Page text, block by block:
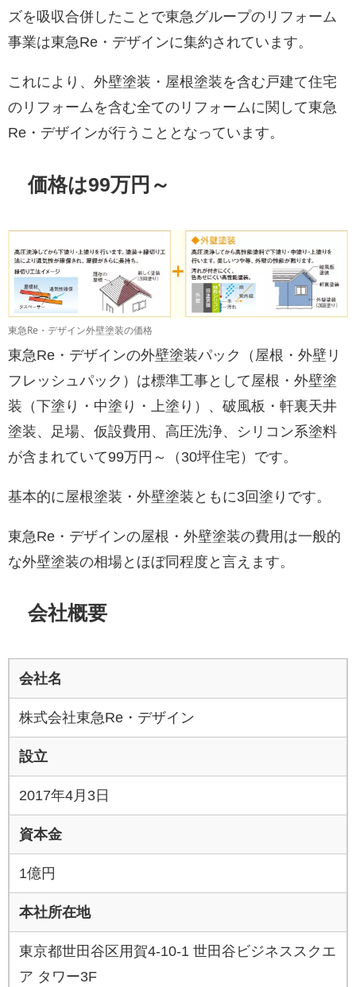
ズを吸収合併したことで東急グループのリフォーム
事業は東急Re・デザインに集約されています。
これにより、外壁塗装・屋根塗装を含む戸建て住宅
のリフォームを含む全てのリフォームに関して東急
Re・デザインが行うこととなっています。
価格は99万円～
東急Re・デザイン外壁塗装の価格
東急Re・デザインの外壁塗装パック（屋根・外壁リ
フレッシュパック）は標準工事として屋根・外壁塗
装（下塗り・中塗り・上塗り）、破風板・軒裏天井
塗装、足場、仮設費用、高圧洗浄、シリコン系塗料
が含まれていて99万円～（30坪住宅）です。
基本的に屋根塗装・外壁塗装ともに3回塗りです。
東急Re・デザインの屋根・外壁塗装の費用は一般的
な外壁塗装の相場とほぼ同程度と言えます。
会社概要
会社名
株式会社東急Re・デザイン
設立
2017年4⽉3⽇
資本金
1億円
本社所在地
東京都世⽥⾕区⽤賀4-10-1 世⽥⾕ビジネススクエ
ア タワー3F